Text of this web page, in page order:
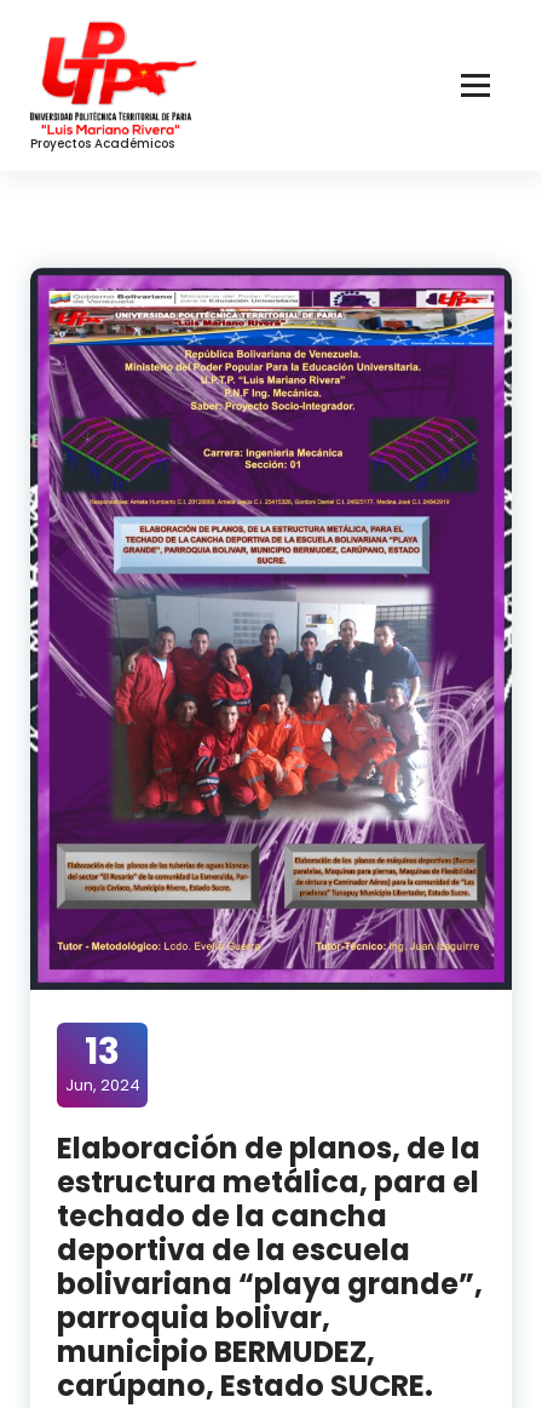
Content
Proyectos Académicos
13
Jun, 2024
Elaboración de planos, de la
estructura metálica, para el
techado de la cancha
deportiva de la escuela
bolivariana “playa grande”,
parroquia bolivar,
municipio BERMUDEZ,
carúpano, Estado SUCRE.